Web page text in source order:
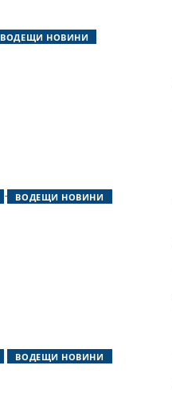
ВОДЕЩИ НОВИНИ
ВОДЕЩИ НОВИНИ
ВОДЕЩИ НОВИНИ